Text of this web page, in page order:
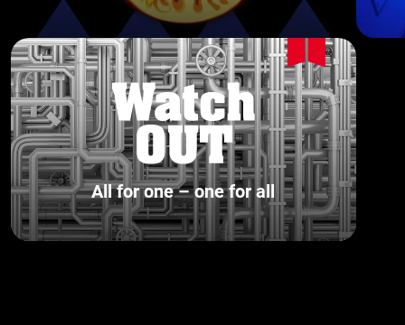
All for one – one for all